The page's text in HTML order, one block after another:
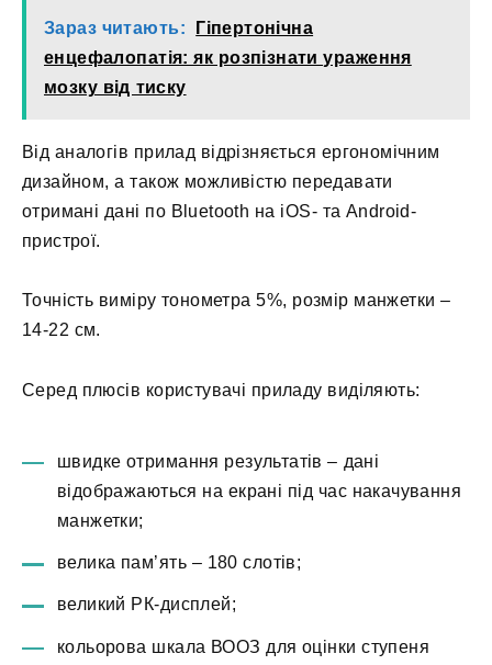
Зараз читають:
Гіпертонічна
енцефалопатія: як розпізнати ураження
мозку від тиску
Від аналогів прилад відрізняється ергономічним
дизайном, а також можливістю передавати
отримані дані по Bluetooth на iOS- та Android-
пристрої.
Точність виміру тонометра 5%, розмір манжетки –
14-22 см.
Серед плюсів користувачі приладу виділяють:
швидке отримання результатів – дані
відображаються на екрані під час накачування
манжетки;
велика пам’ять – 180 слотів;
великий РК-дисплей;
кольорова шкала ВООЗ для оцінки ступеня